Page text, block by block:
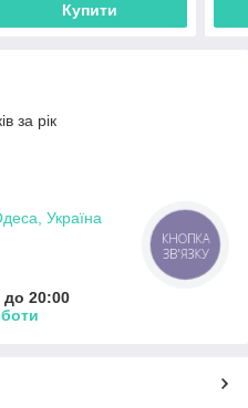
Купити
за рік
Україна
до 20:00
КНОПКА
ЗВ'ЯЗКУ